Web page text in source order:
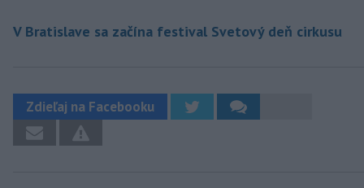
V Bratislave sa začína festival Svetový deň cirkusu
Zdieľaj na Facebooku